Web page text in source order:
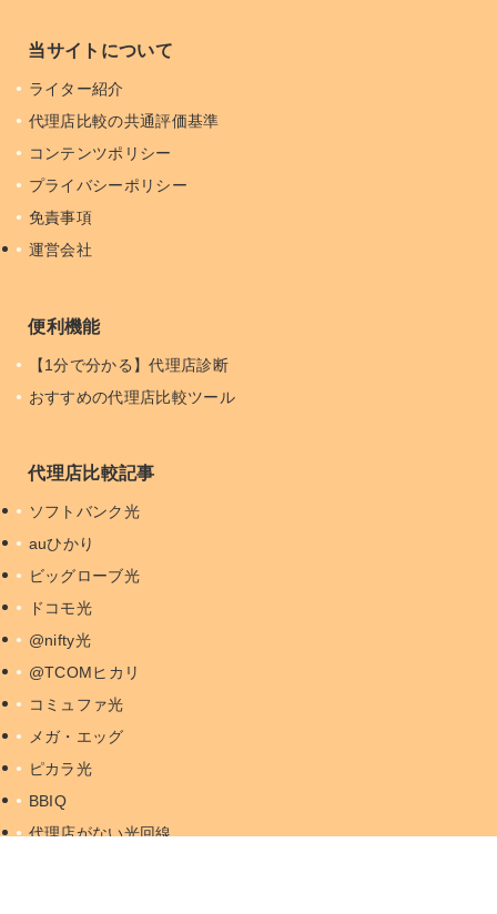
当サイトについて
ライター紹介
代理店比較の共通評価基準
コンテンツポリシー
プライバシーポリシー
免責事項
運営会社
便利機能
【1分で分かる】代理店診断
おすすめの代理店比較ツール
代理店比較記事
ソフトバンク光
auひかり
ビッグローブ光
ドコモ光
@nifty光
@TCOMヒカリ
コミュファ光
メガ・エッグ
ピカラ光
BBIQ
代理店がない光回線